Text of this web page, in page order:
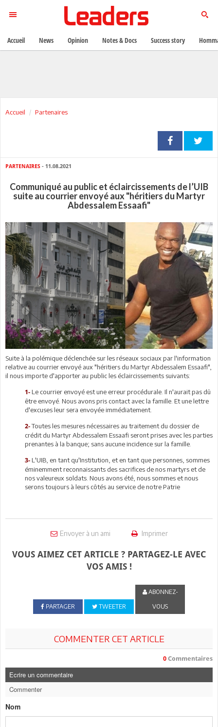
Accueil Partenaires
PARTENAIRES - 11.08.2021
Communiqué au public et éclaircissements de l’UIB
suite au courrier envoyé aux "héritiers du Martyr
Abdessalem Essaafi"
Suite à la polémique déclenchée sur les réseaux sociaux par l'information
relative au courrier envoyé aux "héritiers du Martyr Abdessalem Essaafi",
il nous importe d'apporter au public les éclaircissements suivants:
1- Le courrier envoyé est une erreur procédurale. Il n'aurait pas dû
être envoyé. Nous avons pris contact avec la famille. Et une lettre
d'excuses leur sera envoyée immédiatement.
2-Toutes les mesures nécessaires au traitement du dossier de
crédit du Martyr Abdessalem Essaafi seront prises avec les parties
prenantes à la banque; sans aucune incidence sur la famille.
3- L'UIB, en tant qu'Institution, et en tant que personnes, sommes
éminemment reconnaissants des sacrifices de nos martyrs et de
nos valeureux soldats. Nous avons été, nous sommes et nous
serons toujours à leurs côtés au service de notre Patrie
Envoyer à un ami Imprimer
VOUS AIMEZ CET ARTICLE ? PARTAGEZ-LE AVEC
VOS AMIS !
PARTAGER TWEETER
ABONNEZ-
VOUS
COMMENTER CET ARTICLE
0 Commentaires
Ecrire un commentaire
Commenter
Nom
Accueil News Opinion Notes & Docs Success story